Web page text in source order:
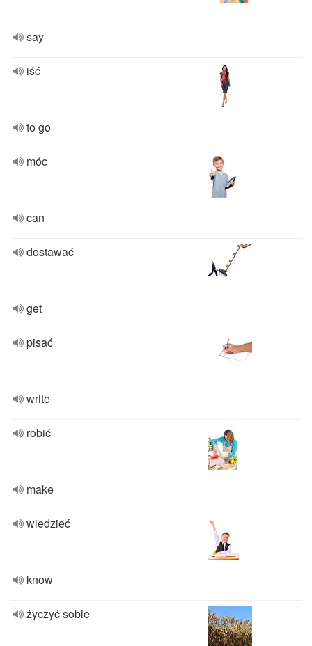
say
iść
to go
móc
can
dostawać
get
pisać
write
robić
make
wiedzieć
know
życzyć sobie